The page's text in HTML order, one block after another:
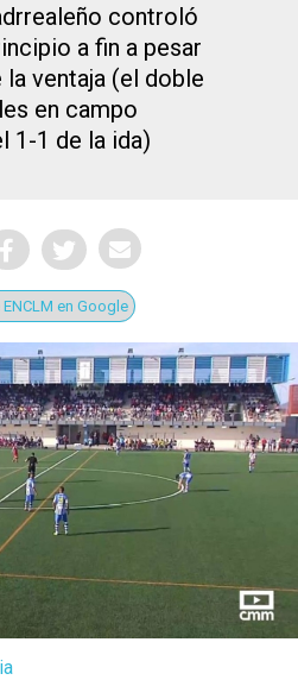
controló
a fin a pesar
ventaja (el doble
en campo
1-1 de la ida)
en Google